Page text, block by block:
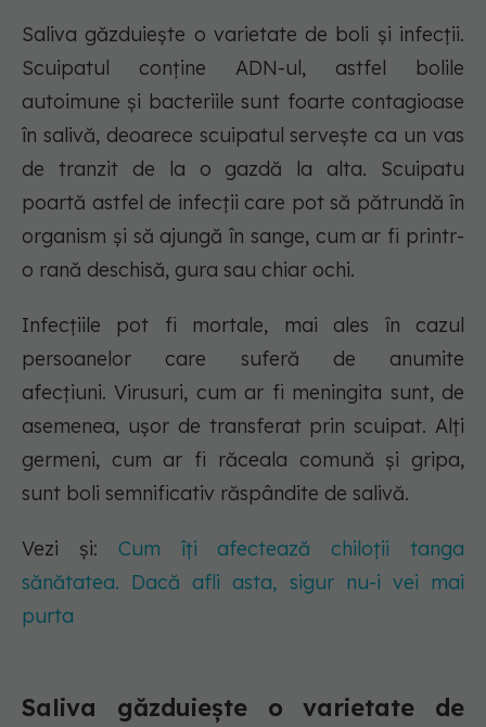
Saliva găzduiește o varietate de boli și infecții.
Scuipatul conține ADN-ul, astfel bolile
autoimune și bacteriile sunt foarte contagioase
în salivă, deoarece scuipatul servește ca un vas
de tranzit de la o gazdă la alta. Scuipatu
poartă astfel de infecții care pot să pătrundă în
organism și să ajungă în sange, cum ar fi printr-
o rană deschisă, gura sau chiar ochi.
Infecțiile pot fi mortale, mai ales în cazul
persoanelor care suferă de anumite
afecțiuni. Virusuri, cum ar fi meningita sunt, de
asemenea, ușor de transferat prin scuipat. Alți
germeni, cum ar fi răceala comună și gripa,
sunt boli semnificativ răspândite de salivă.
Vezi și: Cum îți afectează chiloții tanga
sănătatea. Dacă afli asta, sigur nu-i vei mai
purta
Saliva găzduiește o varietate de